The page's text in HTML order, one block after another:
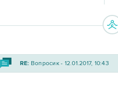
RE: Вопросик - 12.01.2017, 10:43